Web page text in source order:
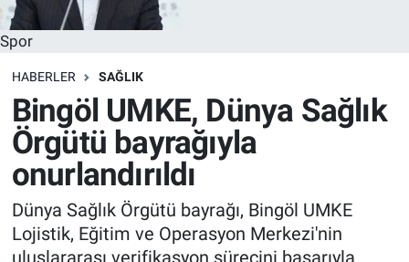
Spor
HABERLER SAĞLIK
Bingöl UMKE, Dünya Sağlık
Örgütü bayrağıyla
onurlandırıldı
Dünya Sağlık Örgütü bayrağı, Bingöl UMKE
Lojistik, Eğitim ve Operasyon Merkezi'nin